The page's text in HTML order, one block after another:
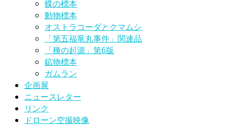
蝶の標本
動物標本
オストラコーダとクマムシ
「第五福竜丸事件」関連品
「種の起源」第6版
鉱物標本
ガムラン
企画展
ニュースレター
リンク
ドローン空撮映像